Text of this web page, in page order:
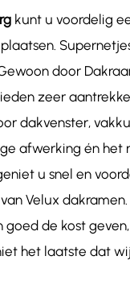
kunt u voordelig
door
zeer
dakvenster,
afwerking én het
u snel en
Velux
goed de kost
het laatste dat